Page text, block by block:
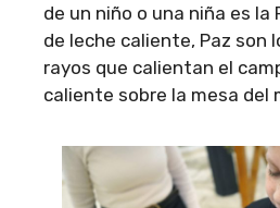
de un niño o una niña es la
de leche caliente, Paz son
rayos que calientan el
caliente sobre la mesa del